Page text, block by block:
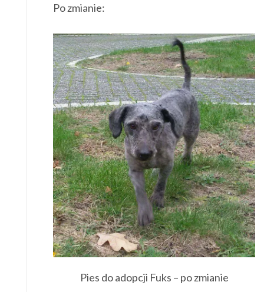
Po zmianie:
Pies do adopcji Fuks – po zmianie